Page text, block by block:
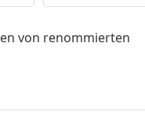
von renommierten